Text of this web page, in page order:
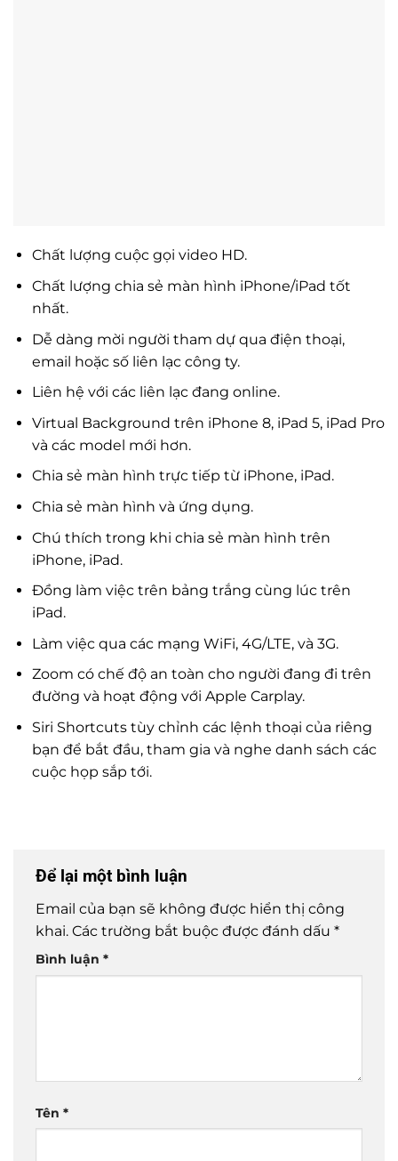
Chất lượng cuộc gọi video HD.
Chất lượng chia sẻ màn hình iPhone/iPad tốt
nhất.
Dễ dàng mời người tham dự qua điện thoại,
email hoặc số liên lạc công ty.
Liên hệ với các liên lạc đang online.
Virtual Background trên iPhone 8, iPad 5, iPad Pro
và các model mới hơn.
Chia sẻ màn hình trực tiếp từ iPhone, iPad.
Chia sẻ màn hình và ứng dụng.
Chú thích trong khi chia sẻ màn hình trên
iPhone, iPad.
Đồng làm việc trên bảng trắng cùng lúc trên
iPad.
Làm việc qua các mạng WiFi, 4G/LTE, và 3G.
Zoom có chế độ an toàn cho người đang đi trên
đường và hoạt động với Apple Carplay.
Siri Shortcuts tùy chỉnh các lệnh thoại của riêng
bạn để bắt đầu, tham gia và nghe danh sách các
cuộc họp sắp tới.
Để lại một bình luận
Email của bạn sẽ không được hiển thị công
khai. Các trường bắt buộc được đánh dấu *
Bình luận *
Tên *